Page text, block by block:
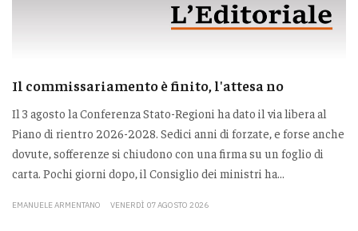
Il commissariamento è finito, l'attesa no
Il 3 agosto la Conferenza Stato-Regioni ha dato il via libera al
Piano di rientro 2026-2028. Sedici anni di forzate, e forse anche
dovute, sofferenze si chiudono con una firma su un foglio di
carta. Pochi giorni dopo, il Consiglio dei ministri ha...
EMANUELE ARMENTANO VENERDÌ 07 AGOSTO 2026